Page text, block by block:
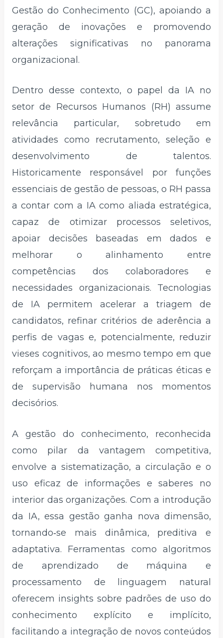
Gestão do Conhecimento (GC), apoiando a
geração de inovações e promovendo
alterações significativas no panorama
organizacional.​
Dentro desse contexto, o papel da IA no
setor de Recursos Humanos (RH) assume
relevância particular, sobretudo em
atividades como recrutamento, seleção e
desenvolvimento de talentos.
Historicamente responsável por funções
essenciais de gestão de pessoas, o RH passa
a contar com a IA como aliada estratégica,
capaz de otimizar processos seletivos,
apoiar decisões baseadas em dados e
melhorar o alinhamento entre
competências dos colaboradores e
necessidades organizacionais. Tecnologias
de IA permitem acelerar a triagem de
candidatos, refinar critérios de aderência a
perfis de vagas e, potencialmente, reduzir
vieses cognitivos, ao mesmo tempo em que
reforçam a importância de práticas éticas e
de supervisão humana nos momentos
decisórios.​
A gestão do conhecimento, reconhecida
como pilar da vantagem competitiva,
envolve a sistematização, a circulação e o
uso eficaz de informações e saberes no
interior das organizações. Com a introdução
da IA, essa gestão ganha nova dimensão,
tornando‑se mais dinâmica, preditiva e
adaptativa. Ferramentas como algoritmos
de aprendizado de máquina e
processamento de linguagem natural
oferecem insights sobre padrões de uso do
conhecimento explícito e implícito,
facilitando a integração de novos conteúdos